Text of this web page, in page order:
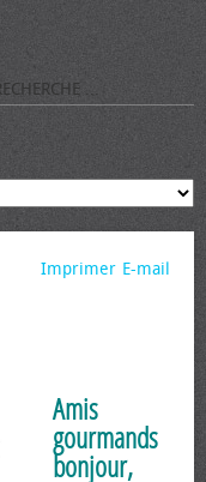
E-mail
Imprimer
Amis
gourmands
bonjour,